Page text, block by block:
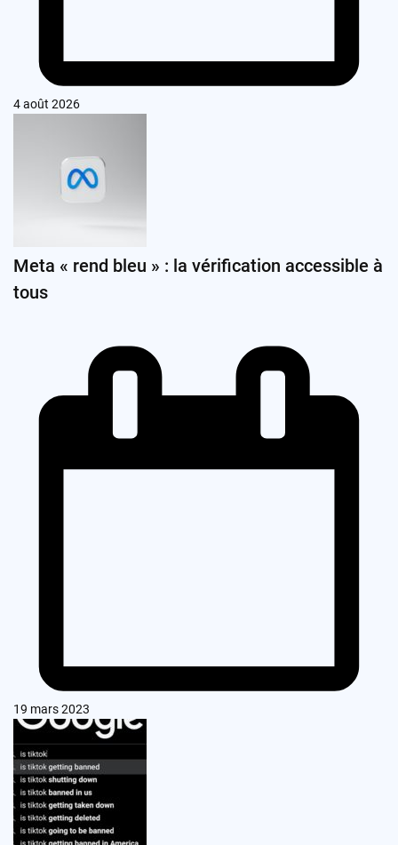
4 août 2026
Meta « rend bleu » : la vérification accessible à
tous
19 mars 2023